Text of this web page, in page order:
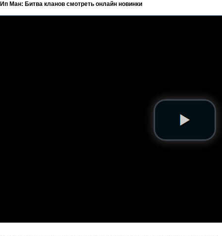
Ип Ман: Битва кланов смотреть онлайн новинки